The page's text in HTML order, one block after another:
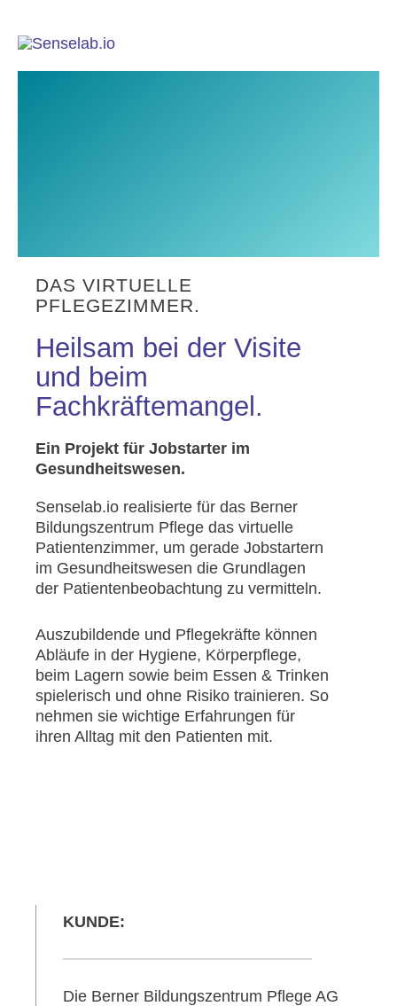
DAS VIRTUELLE
PFLEGEZIMMER.
Heilsam bei der Visite
und beim
Fachkräftemangel.
Ein Projekt für Jobstarter im
Gesundheitswesen.
Senselab.io realisierte für das Berner
Bildungszentrum Pflege das virtuelle
Patientenzimmer, um gerade Jobstartern
im Gesundheitswesen die Grundlagen
der Patientenbeobachtung zu vermitteln.
Auszubildende und Pflegekräfte können
Abläufe in der Hygiene, Körperpflege,
beim Lagern sowie beim Essen & Trinken
spielerisch und ohne Risiko trainieren. So
nehmen sie wichtige Erfahrungen für
ihren Alltag mit den Patienten mit.
KUNDE:
Die Berner Bildungszentrum Pflege AG